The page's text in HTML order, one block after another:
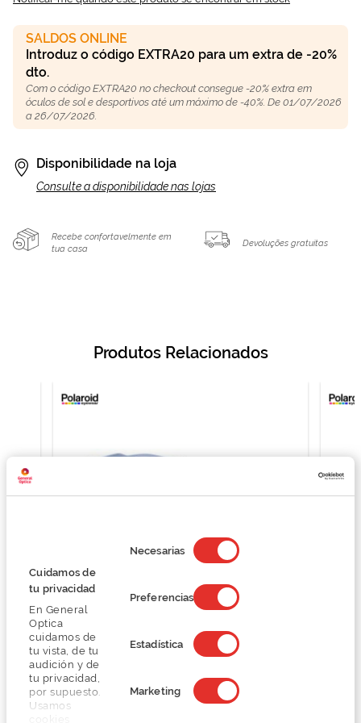
Cuidamos de
tu privacidad
En General
Optica
cuidamos de
tu vista, de tu
audición y de
tu privacidad,
por supuesto.
Usamos
de
consentimiento
Necesarias
Preferencias
Estadística
Marketing
SALDOS ONLINE
Introduz o código EXTRA20 para um extra de -20%
dto.
Com o código EXTRA20 no checkout consegue -20% extra em
óculos de sol e desportivos até um máximo de -40%. De 01/07/2026
a 26/07/2026.
Disponibilidade na loja
Consulte a disponibilidade nas lojas
Recebe confortavelmente em
tua casa
Devoluções gratuitas
Produtos Relacionados
53,24 €